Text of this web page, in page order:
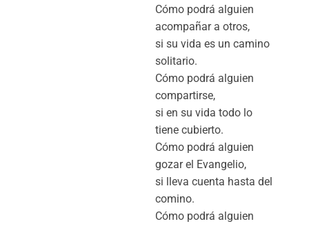
Cómo podrá alguien
acompañar a otros,
si su vida es un camino
solitario.
Cómo podrá alguien
compartirse,
si en su vida todo lo
tiene cubierto.
Cómo podrá alguien
gozar el Evangelio,
si lleva cuenta hasta del
comino.
Cómo podrá alguien